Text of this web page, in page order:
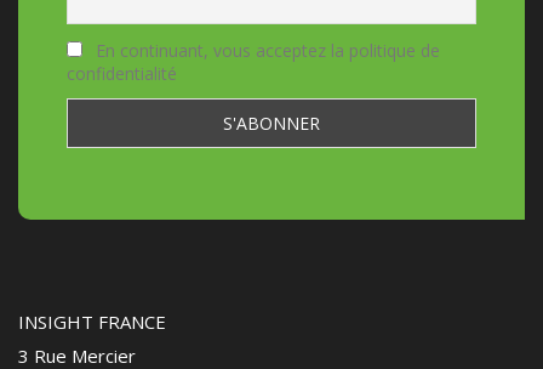
En continuant, vous acceptez la politique de
confidentialité
INSIGHT FRANCE
3 Rue Mercier